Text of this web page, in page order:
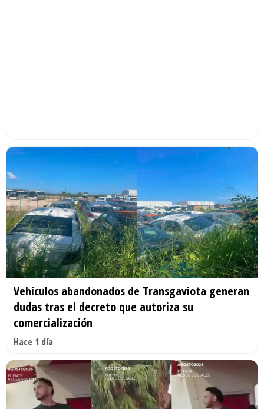
Vehículos abandonados de Transgaviota generan
dudas tras el decreto que autoriza su
comercialización
Hace 1 día